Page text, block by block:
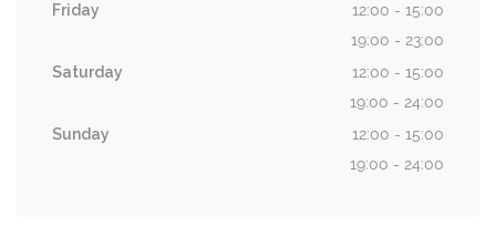
Friday
12:00 - 15:00
19:00 - 23:00
Saturday
12:00 - 15:00
19:00 - 24:00
Sunday
12:00 - 15:00
19:00 - 24:00